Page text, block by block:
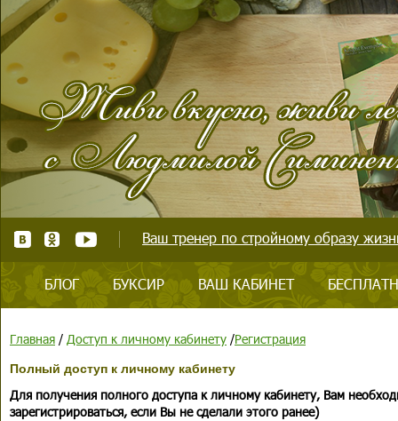
Ваш тренер по стройному образу
БЛОГ БУКСИР ВАШ КАБИНЕТ
Главная / Доступ к личному кабинету /Регистрация
Полный доступ к личному кабинету
Для получения полного доступа к личному кабинету, Вам
зарегистрироваться, если Вы не сделали этого ранее)